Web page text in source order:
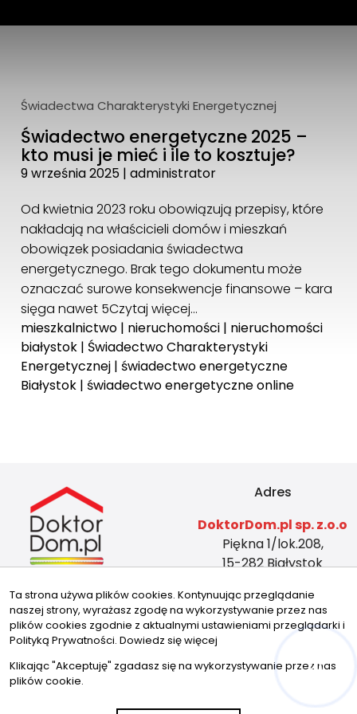
tel: 720 756 756
Świadectwa Charakterystyki Energetycznej
Świadectwo energetyczne 2025 –
kto musi je mieć i ile to kosztuje?
9 września 2025 |administrator
Od kwietnia 2023 roku obowiązują przepisy, które
nakładają na właścicieli domów i mieszkań
obowiązek posiadania świadectwa
energetycznego. Brak tego dokumentu może
oznaczać surowe konsekwencje finansowe – kara
sięga nawet 5Czytaj więcej…
mieszkalnictwo | nieruchomości | nieruchomości
białystok | Świadectwo Charakterystyki
Energetycznej |świadectwo energetyczne
Białystok |świadectwo energetyczne online
Adres
DoktorDom.pl sp. z.o.o
Piękna 1/lok.208,
15-282 Białystok
REGON: 524804419
NIP: 5423465588
Kontakt
biuro@doktordom.pl
Znajdziesz nas tu
Ta strona używa plików cookies. Kontynuując przeglądanie
naszej strony, wyrażasz zgodę na wykorzystywanie przez nas
plików cookies zgodnie z aktualnymi ustawieniami przeglądarki i
Polityką Prywatności. Dowiedz się więcej
Klikając "Akceptuję" zgadasz się na wykorzystywanie przez nas
plików cookie.